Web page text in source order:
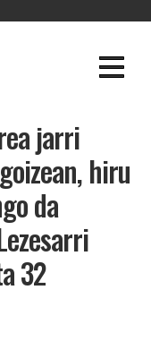
jarri
hiru
da
32